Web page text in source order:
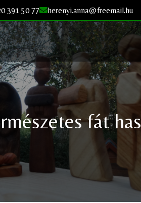
391 50 77 herenyi.anna@freemail.hu
fát